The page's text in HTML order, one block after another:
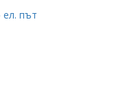
път